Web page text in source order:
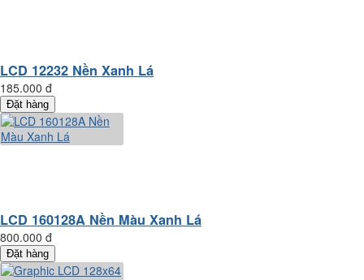
LCD 12232 Nền Xanh Lá
185.000 đ
Đặt hàng
LCD 160128A Nền Màu Xanh Lá
800.000 đ
Đặt hàng